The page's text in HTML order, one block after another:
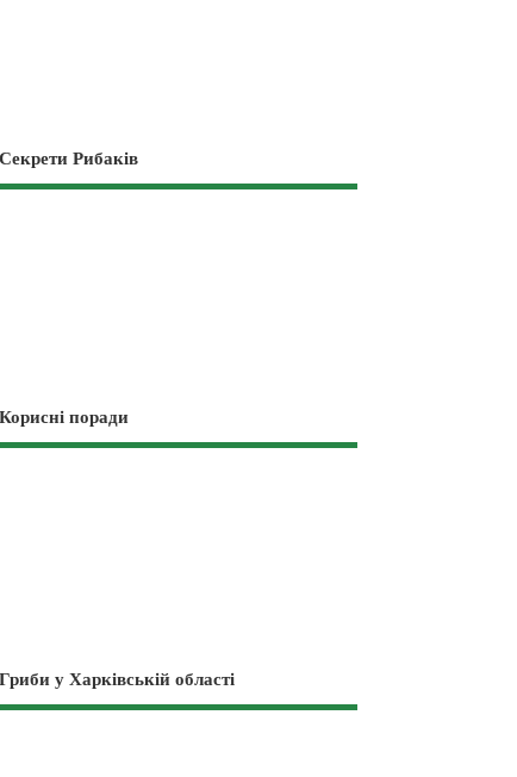
Секрети Рибаків
Корисні поради
Гриби у Харківській області